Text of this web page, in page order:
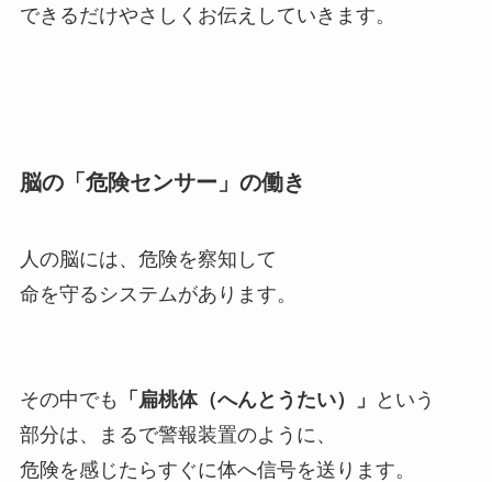
できるだけやさしくお伝えしていきます。
脳の「危険センサー」の働き
人の脳には、危険を察知して
命を守るシステムがあります。
その中でも 「扁桃体（へんとうたい）」
という
部分は、まるで警報装置のように、
危険を感じたらすぐに体へ信号を送ります。